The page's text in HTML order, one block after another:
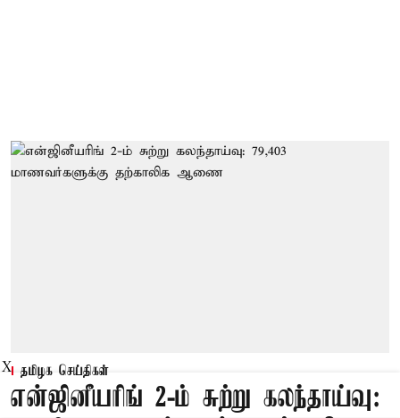
தமிழக செய்திகள்
என்ஜினீயரிங் 2-ம் சுற்று கலந்தாய்வு:
X